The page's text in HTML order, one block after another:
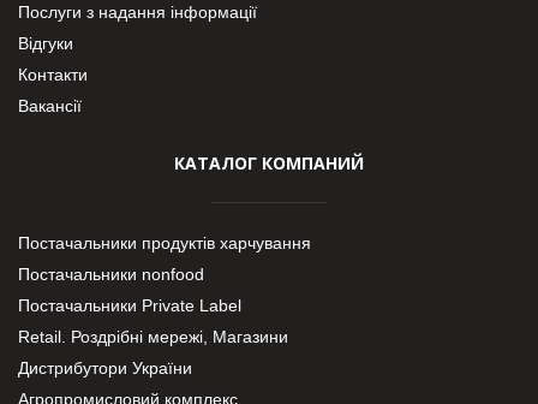
Послуги з надання інформації
Відгуки
Контакти
Вакансії
КАТАЛОГ КОМПАНИЙ
Постачальники продуктів харчування
Постачальники nonfood
Постачальники Private Label
Retail. Роздрібні мережі, Магазини
Дистрибутори України
Агропромисловий комплекс